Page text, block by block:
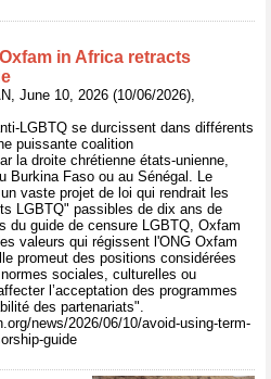
in Africa retracts
June 10, 2026 (10/06/2026),
LGBTQ se durcissent dans différents
puissante coalition
la droite chrétienne états-unienne,
Burkina Faso ou au Sénégal. Le
vaste projet de loi qui rendrait les
LGBTQ" passibles de dix ans de
du guide de censure LGBTQ, Oxfam
valeurs qui régissent l'ONG Oxfam
promeut des positions considérées
sociales, culturelles ou
l’acceptation des programmes
des partenariats".
news/2026/06/10/avoid-using-term-
guide